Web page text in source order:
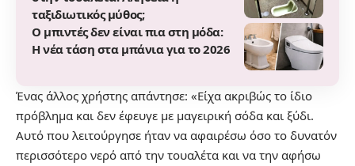
ταξιδιωτικός μύθος;
Ο μπιντές δεν είναι πια στη μόδα:
Η νέα τάση στα μπάνια για το 2026
Ένας άλλος χρήστης απάντησε: «Είχα ακριβώς το ίδιο
πρόβλημα και δεν έφευγε με μαγειρική σόδα και ξύδι.
Αυτό που λειτούργησε ήταν να αφαιρέσω όσο το δυνατόν
περισσότερο νερό από την τουαλέτα και να την αφήσω